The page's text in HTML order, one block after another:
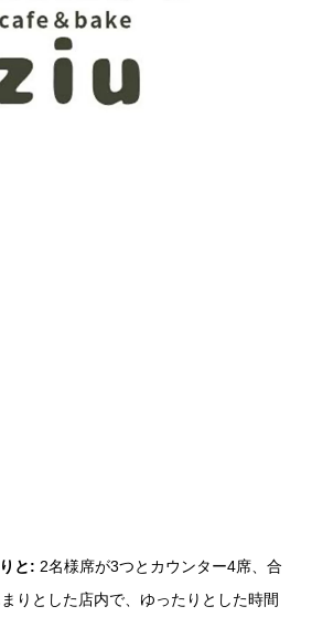
と: 2名様席が3つとカウンター4席、合
りとした店内で、ゆったりとした時間